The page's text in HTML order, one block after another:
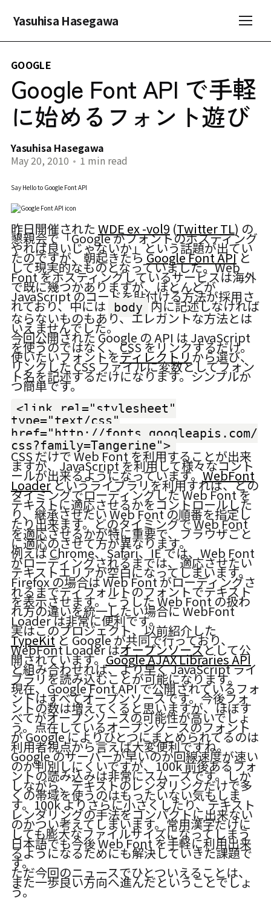
Yasuhisa Hasegawa
GOOGLE
Google Font API で手軽
に始めるフォント遊び
Yasuhisa Hasegawa
May 20, 2010 • 1 min read
Say Hello to Google Font API
昨日開催された WDE ex -vol9 (Twitter TL) の
懇親会で「Google がフォントのホスティング
やれば良いじゃないか」という話題が出てい
たのですが、朝起きたら Google Font APIと
して現実的なものとなっていました。Web
Font をホスティングしているサービスは海外
で既に幾つかありますが、ほとんどが
JavaScript のコードを貼付ける方法が採用さ
れており、中には body 内に記述しなければ
ならないものもあり、エレガントな方法とは
いえませんでした。
今回公開された Google の API は JavaScript
を使うのではなく、CSS をリンクするだけ。
使いたいフォントをディレクトリ から選び、
リンクした CSS ファイルに変数としてフォン
ト名を記述するだけになります。シンプルか
つ簡単です。
<link rel="stylesheet"
type="text/css"
href="http://fonts.googleapis.com/
css?family=Tangerine">
CSS だけで Web Font を利用することが出来
ますが、JavaScript を利用して様々なコント
ールが出来るようになっています。WebFont
Loaderというライブラリを利用すれば、どの
タイミングでローディングした Web Font を
テキストに適応させるかをコントロールした
り、継承させたい Web Font の順番を指定し
たり出来ます。どのタイミングで Web Font
を適応させるかが特に重要で、ブラウザごと
に適応のさせて方が異なります。
例えば Chrome、Safari、IE では、Web Font
がローディングされるまでは、適応させたい
テキストエリアが空白になってしまいます。
Firefox の場合は Web Font がローディングさ
れるまでディフォルトのフォントでテキスト
を表示させます。こうした Web Font の扱わ
れ方の違いを統一したい場合に WebFont
Loader は非常に便利です。
実はこのプロジェクト、以前紹介した
TypeKitと Google が共同で行っており、
WebFont Loader はオープンソースとして公
開されています。Google AJAX Libraries API
と組み合わせれば、より早く JavaScript ライ
ブラリを読み込むことが可能になります。
現在、Google Font API で公開されているフォ
ントはすべてオープンソースです。今後フォ
ントの数は増えてくると思いますが、ほぼす
べてがオープンソースの可能性が高いでしょ
う。点在しているオープンソースのフォント
が Google によりひとつにまとめられてるのは
利用者視点から言えば大変便利ですね。
Google のサーバーが早いのか回線速度が速い
のか判別しにくいですが、100k 前後あるフォ
ントの読み込みは非常にスムーズです。しか
しながら、テキストのレンダリングだけで多
くの帯域を使うのはもったいない気もしま
す。100k よりさらに小さくしたり、テキスト
レンダリングの手法をコンパクトに出来ない
のかつい考えてしまいます。常用漢字だけに
しても膨大なファイルサイズになってしまう
日本語でも今後 Web Font を手軽に利用出来
るようになるためにも解決していきた課題で
す。
ただ今回のニュースでひとついえることは、
また一歩良い方向へ進んだということでしょ
う。